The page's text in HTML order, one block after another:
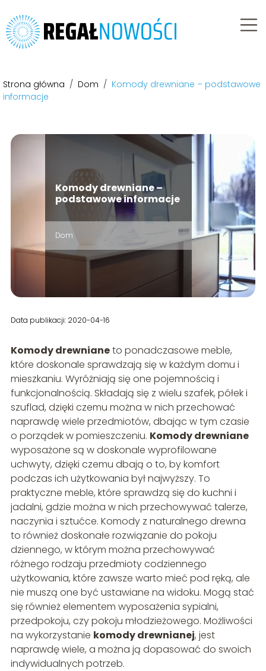
Strona główna / Dom / Komody drewniane – podstawowe
informacje
Komody drewniane –
podstawowe informacje
Dom
Data publikacji: 2020-04-16
Komody drewnianeto ponadczasowe meble,
które doskonale sprawdzają się w każdym domu i
mieszkaniu. Wyróżniają się one pojemnością i
funkcjonalnością. Składają się z wielu szafek, półek i
szuflad, dzięki czemu można w nich przechować
naprawdę wiele przedmiotów, dbając w tym czasie
o porządek w pomieszczeniu. Komody drewniane
wyposażone są w doskonale wyprofilowane
uchwyty, dzięki czemu dbają o to, by komfort
podczas ich użytkowania był najwyższy. To
praktyczne meble, które sprawdzą się do kuchni i
jadalni, gdzie można w nich przechowywać talerze,
naczynia i sztućce. Komody z naturalnego drewna
to również doskonałe rozwiązanie do pokoju
dziennego, w którym można przechowywać
różnego rodzaju przedmioty codziennego
użytkowania, które zawsze warto mieć pod ręką, ale
nie muszą one być ustawiane na widoku. Mogą stać
się również elementem wyposażenia sypialni,
przedpokoju, czy pokoju młodzieżowego. Możliwości
na wykorzystanie komody drewnianej, jest
naprawdę wiele, a można ją dopasować do swoich
indywidualnych potrzeb.